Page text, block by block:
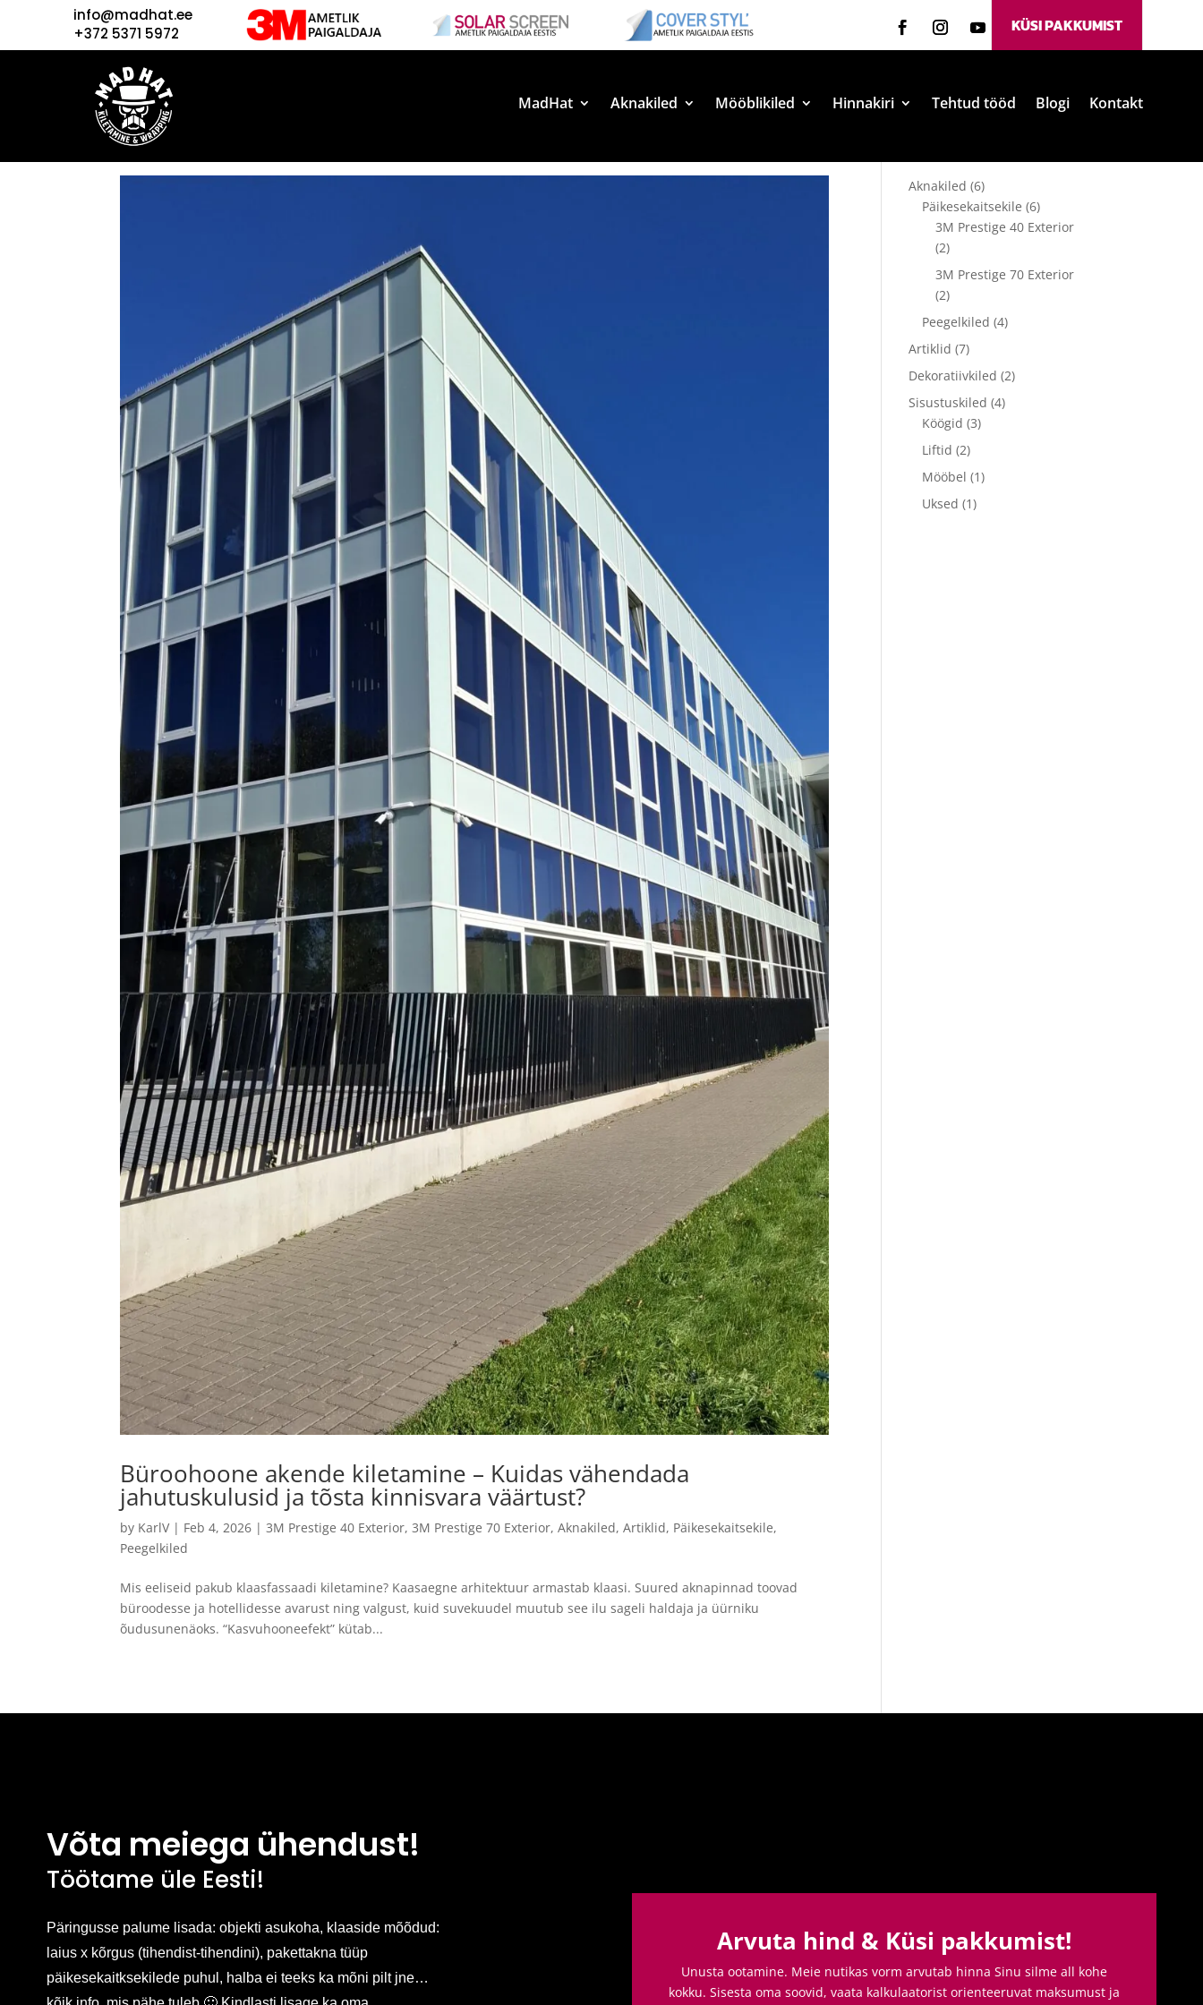
info@madhat.ee
+372 5371 5972
KÜSI PAKKUMIST
MadHat Aknakiled Mööblikiled Hinnakiri Tehtud tööd Blogi Kontakt
Büroohoone akende kiletamine – Kuidas vähendada
jahutuskulusid ja tõsta kinnisvara väärtust?
by KarlV| Feb 4, 2026 |3M Prestige 40 Exterior,3M Prestige 70 Exterior,Aknakiled,Artiklid, Päikesekaitsekile,
Peegelkiled
Mis eeliseid pakub klaasfassaadi kiletamine? Kaasaegne arhitektuur armastab klaasi. Suured aknapinnad toovad
büroodesse ja hotellidesse avarust ning valgust, kuid suvekuudel muutub see ilu sageli haldaja ja üürniku
õudusunenäoks. “Kasvuhooneefekt” kütab...
Aknakiled (6)
Päikesekaitsekile (6)
3M Prestige 40 Exterior
(2)
3M Prestige 70 Exterior
(2)
Peegelkiled (4)
Artiklid (7)
Dekoratiivkiled (2)
Sisustuskiled (4)
Köögid (3)
Liftid (2)
Mööbel (1)
Uksed (1)
Võta meiega ühendust!
Töötame üle Eesti!
Päringusse palume lisada: objekti asukoha, klaaside mõõdud:
laius x kõrgus (tihendist-tihendini), pakettakna tüüp
päikesekaitksekilede puhul, halba ei teeks ka mõni pilt jne…
Arvuta hind & Küsi pakkumist!
Unusta ootamine. Meie nutikas vorm arvutab hinna Sinu silme all kohe
kokku. Sisesta oma soovid, vaata kalkulaatorist orienteeruvat maksumust ja